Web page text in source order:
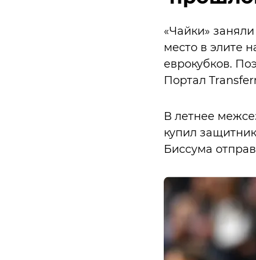
«Чайки»
место в элите
еврокубков.
Портал
В летнее
купил
Биссума